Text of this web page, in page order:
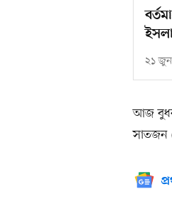
২১
আজ
সাতজন